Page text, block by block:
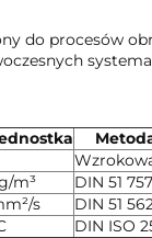
do procesów
m³ DIN 51 757
s DIN 51
DIN ISO